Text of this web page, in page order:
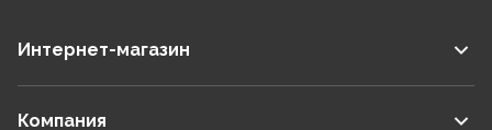
Интернет-магазин
Компания